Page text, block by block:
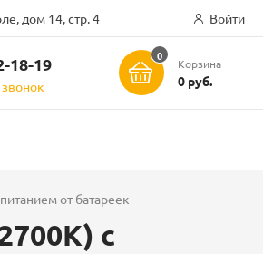
дом 14, стр. 4 Войти
18-19
звонок
0
Корзина
0 руб.
от батареек
с